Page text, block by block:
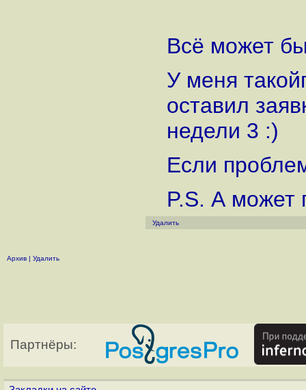
Всё может
У меня
оставил
недели 3 :)
Если
P.S. А может
Удалить
Архив | Удалить
Партнёры: